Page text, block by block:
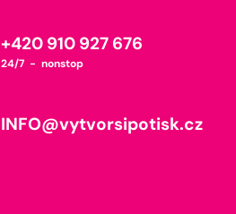
+420 910 927 676
24/7 - nonstop
INFO@vytvorsipotisk.cz